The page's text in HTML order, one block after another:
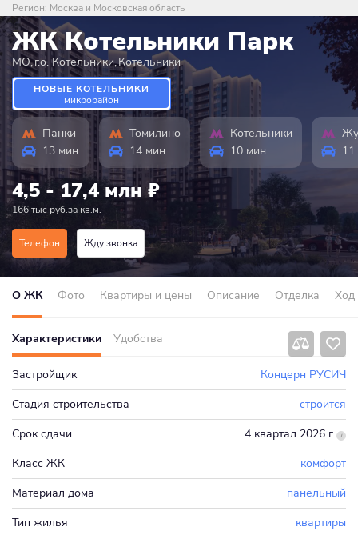
Регион: Москва и Московская область
ЖК Котельники Парк
МО,г.о. Котельники,Котельники
НОВЫЕ КОТЕЛЬНИКИ
микрорайон
Панки
13 мин
Томилино
14 мин
Котельники
10 мин
4,5 - 17,4 млн₽
166 тыс руб.за кв.м.
Телефон Жду звонка
О ЖК Фото Квартиры и цены Описание Отделка Ход
Характеристики Удобства
Застройщик
Концерн РУСИЧ
Стадия строительства
строится
Срок сдачи
4 квартал 2026 г
Класс ЖК
комфорт
Материал дома
панельный
Тип жилья
квартиры